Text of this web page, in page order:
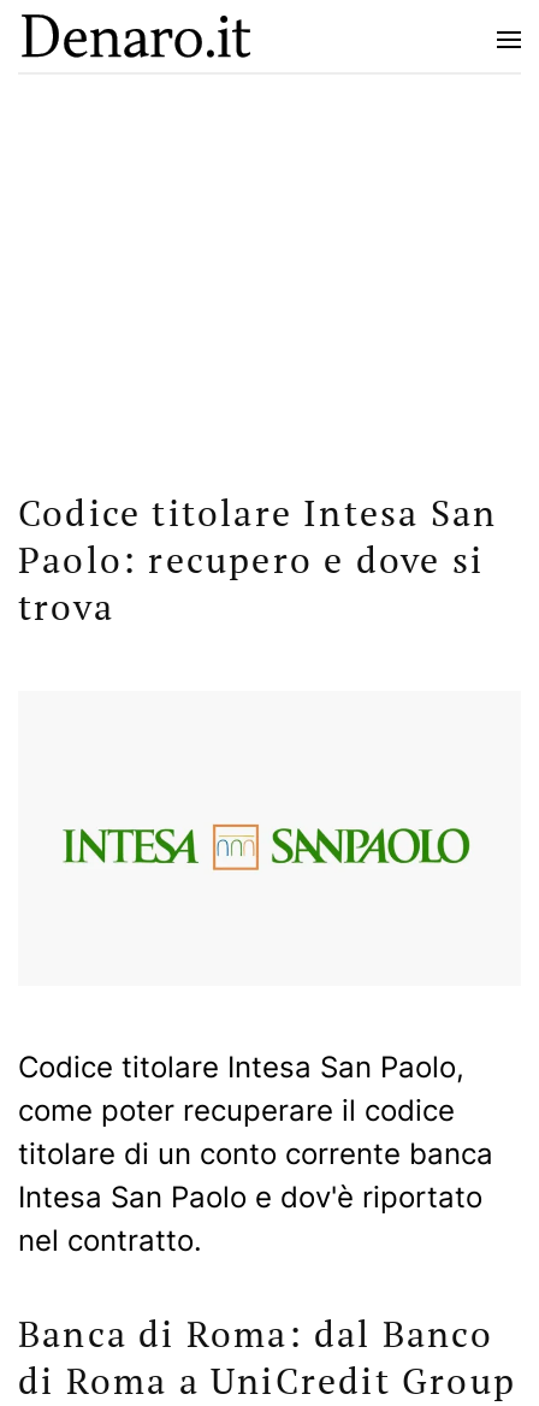
Codice titolare Intesa San
Paolo: recupero e dove si
trova
Codice titolare Intesa San Paolo,
come poter recuperare il codice
titolare di un conto corrente banca
Intesa San Paolo e dov'è riportato
nel contratto.
Banca di Roma: dal Banco
di Roma a UniCredit Group